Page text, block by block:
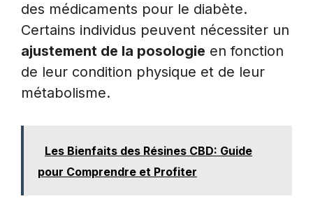
des médicaments pour le diabète.
Certains individus peuvent nécessiter un
ajustement de la posologie en fonction
de leur condition physique et de leur
métabolisme.
Les Bienfaits des Résines CBD: Guide
pour Comprendre et Profiter